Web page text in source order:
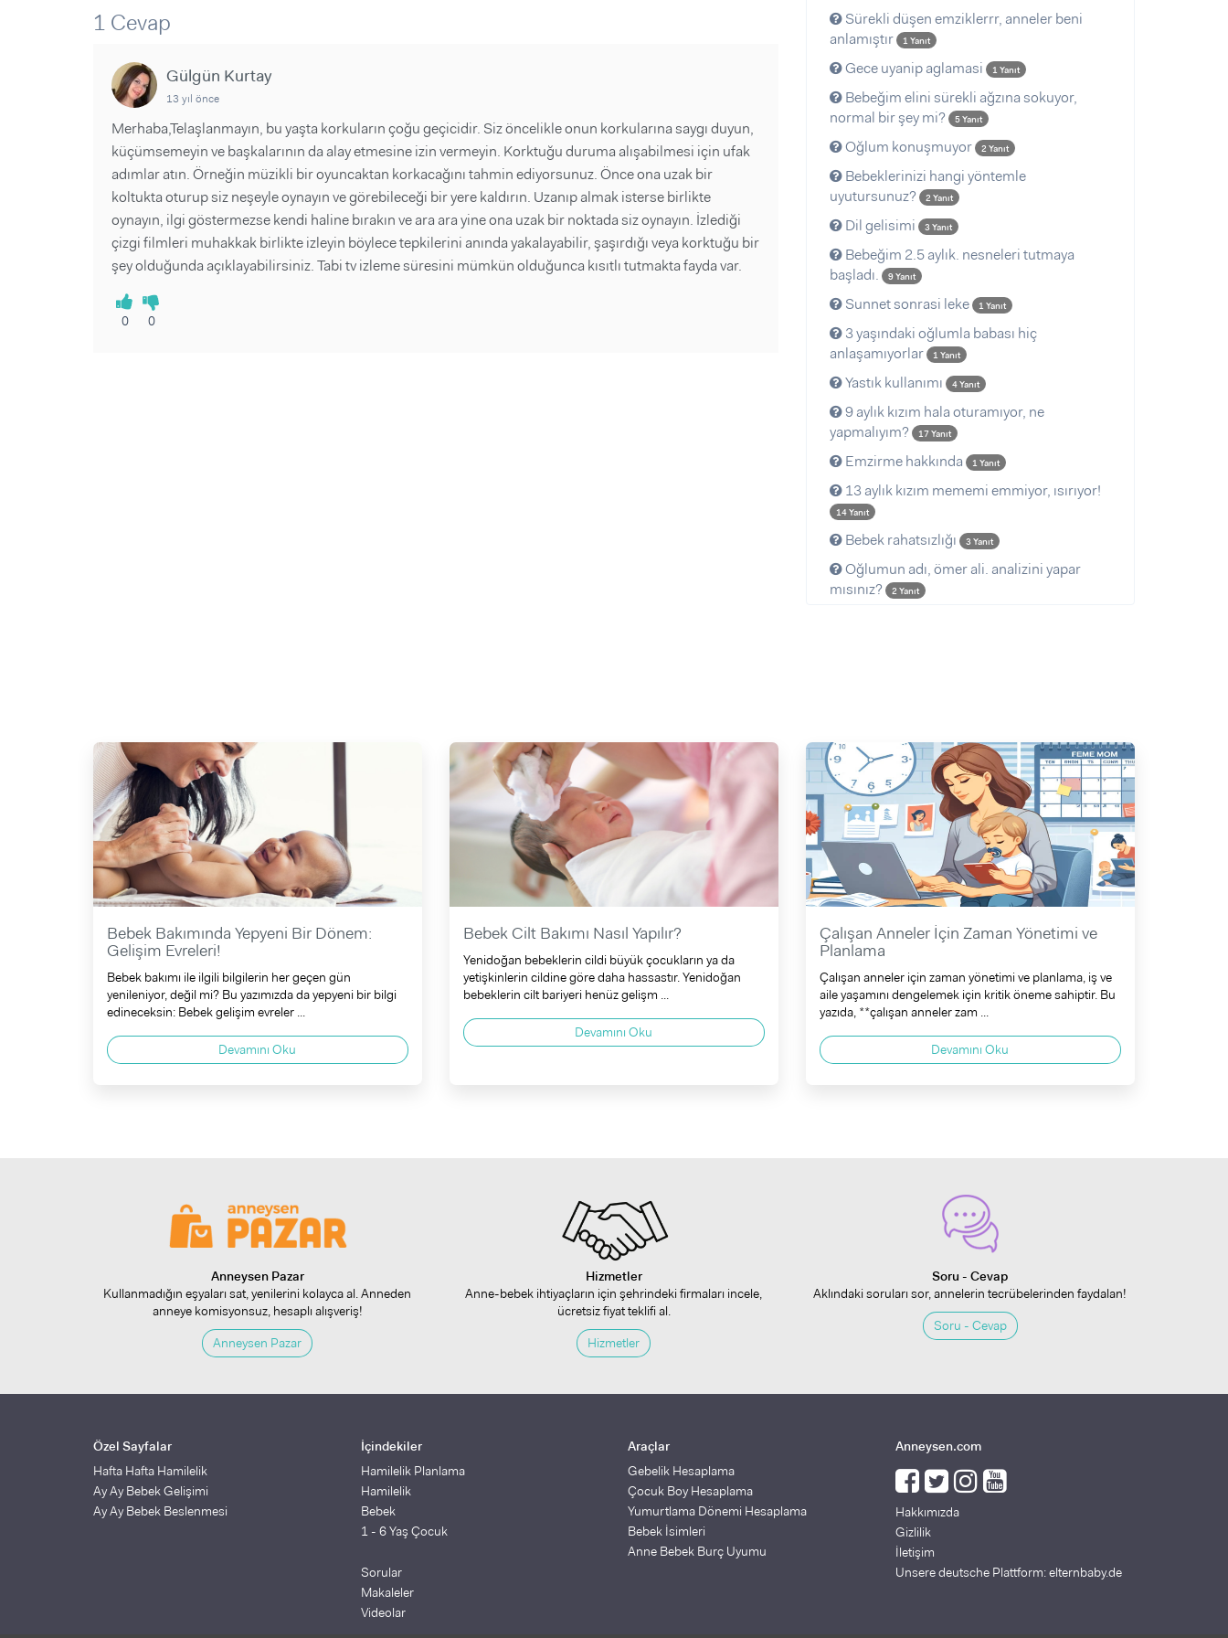
Makaleler
Videolar
1 Cevap
Gülgün Kurtay
13 yıl önce
Merhaba,Telaşlanmayın, bu yaşta korkuların çoğu geçicidir. Siz öncelikle onun korkularına saygı duyun,
küçümsemeyin ve başkalarının da alay etmesine izin vermeyin. Korktuğu duruma alışabilmesi için ufak
adımlar atın. Örneğin müzikli bir oyuncaktan korkacağını tahmin ediyorsunuz. Önce ona uzak bir
koltukta oturup siz neşeyle oynayın ve görebileceği bir yere kaldırın. Uzanıp almak isterse birlikte
oynayın, ilgi göstermezse kendi haline bırakın ve ara ara yine ona uzak bir noktada siz oynayın. İzlediği
çizgi filmleri muhakkak birlikte izleyin böylece tepkilerini anında yakalayabilir, şaşırdığı veya korktuğu bir
şey olduğunda açıklayabilirsiniz. Tabi tv izleme süresini mümkün olduğunca kısıtlı tutmakta fayda var.
0 0
Sürekli düşen emziklerrr, anneler beni
anlamıştır
1 Yanıt
Gece uyanip aglamasi 1 Yanıt
Bebeğim elini sürekli ağzına sokuyor,
normal bir şey mi?
5 Yanıt
Oğlum konuşmuyor 2 Yanıt
Bebeklerinizi hangi yöntemle
uyutursunuz?
2 Yanıt
Dil gelisimi 3 Yanıt
Bebeğim 2.5 aylık. nesneleri tutmaya
başladı.
9 Yanıt
Sunnet sonrasi leke 1 Yanıt
3 yaşındaki oğlumla babası hiç
anlaşamıyorlar
1 Yanıt
Yastık kullanımı 4 Yanıt
9 aylık kızım hala oturamıyor, ne
yapmalıyım?
17 Yanıt
Emzirme hakkında 1 Yanıt
13 aylık kızım mememi emmiyor, ısırıyor!
14 Yanıt
Bebek rahatsızlığı 3 Yanıt
Oğlumun adı, ömer ali. analizini yapar
mısınız?
2 Yanıt
Bebek Bakımında Yepyeni Bir Dönem:
Gelişim Evreleri!
Bebek bakımı ile ilgili bilgilerin her geçen gün
yenileniyor, değil mi? Bu yazımızda da yepyeni bir bilgi
edineceksin: Bebek gelişim evreler ...
Devamını Oku
Bebek Cilt Bakımı Nasıl Yapılır?
Yenidoğan bebeklerin cildi büyük çocukların ya da
yetişkinlerin cildine göre daha hassastır. Yenidoğan
bebeklerin cilt bariyeri henüz gelişm ...
Devamını Oku
Çalışan Anneler İçin Zaman Yönetimi ve
Planlama
Çalışan anneler için zaman yönetimi ve planlama, iş ve
aile yaşamını dengelemek için kritik öneme sahiptir. Bu
yazıda, **çalışan anneler zam ...
Devamını Oku
Anneysen Pazar
Kullanmadığın eşyaları sat, yenilerini kolayca al. Anneden
anneye komisyonsuz, hesaplı alışveriş!
Anneysen Pazar
Hizmetler
Anne-bebek ihtiyaçların için şehrindeki firmaları incele,
ücretsiz fiyat teklifi al.
Hizmetler
Soru - Cevap
Aklındaki soruları sor, annelerin tecrübelerinden faydalan!
Soru - Cevap
Özel Sayfalar
Hafta Hafta Hamilelik
Ay Ay Bebek Gelişimi
Ay Ay Bebek Beslenmesi
İçindekiler
Hamilelik Planlama
Hamilelik
Bebek
1 - 6 Yaş Çocuk
Sorular
Makaleler
Videolar
Araçlar
Gebelik Hesaplama
Çocuk Boy Hesaplama
Yumurtlama Dönemi Hesaplama
Bebek İsimleri
Anne Bebek Burç Uyumu
Anneysen.com
Hakkımızda
Gizlilik
İletişim
Unsere deutsche Plattform: elternbaby.de